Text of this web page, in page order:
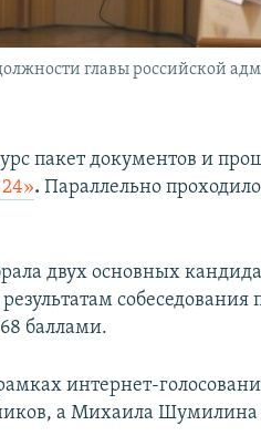
главы российской
пакет документов и
. Параллельно
двух основных
собеседования
баллами.
интернет-
а Михаила Шумилина